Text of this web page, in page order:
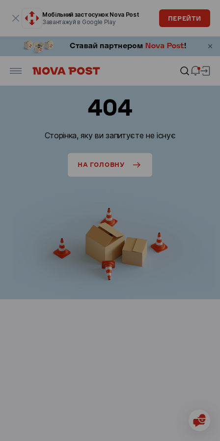
Мобільний застосунок Nova Post
Завантажуй в Google Play
ПЕРЕЙТИ
404
Сторінка, яку ви запитуєте не існує
НА ГОЛОВНУ